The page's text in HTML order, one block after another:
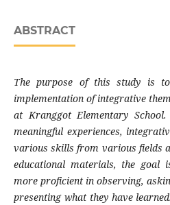
ABSTRACT
The purpose of this study is
implementation of integrative
at Kranggot Elementary
meaningful experiences,
various skills from various fields
educational materials, the goal
more proficient in observing,
presenting what they have